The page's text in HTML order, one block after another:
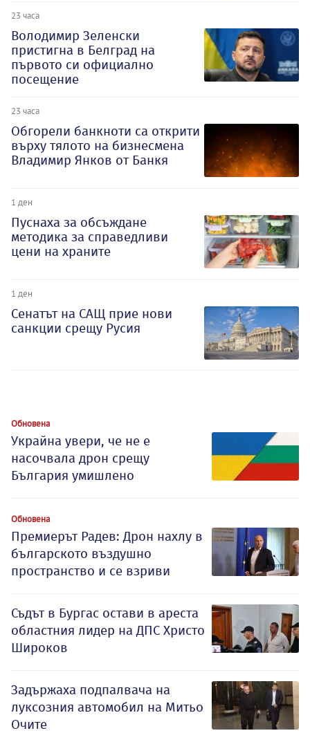
23 часа
Володимир Зеленски
пристигна в Белград на
първото си официално
посещение
23 часа
Обгорели банкноти са открити
върху тялото на бизнесмена
Владимир Янков от Банкя
1 ден
Пуснаха за обсъждане
методика за справедливи
цени на храните
1 ден
Сенатът на САЩ прие нови
санкции срещу Русия
Обновена
Украйна увери, че не е
насочвала дрон срещу
България умишлено
Обновена
Премиерът Радев: Дрон нахлу в
българското въздушно
пространство и се взриви
Съдът в Бургас остави в ареста
областния лидер на ДПС Христо
Широков
Задържаха подпалвача на
луксозния автомобил на Митьо
Очите